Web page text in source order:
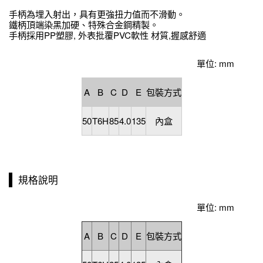
手柄為埋入射出，具有更強扭力值而不滑動。
鐵柄頂端染黑加硬、特殊合金鋼精製。
手柄採用PP塑膠, 外表批覆PVC軟性 材質,握感舒適
單位: mm
A B C D E 包裝方式
50T6H854.0135 內盒
規格說明
單位: mm
A B C D E 包裝方式